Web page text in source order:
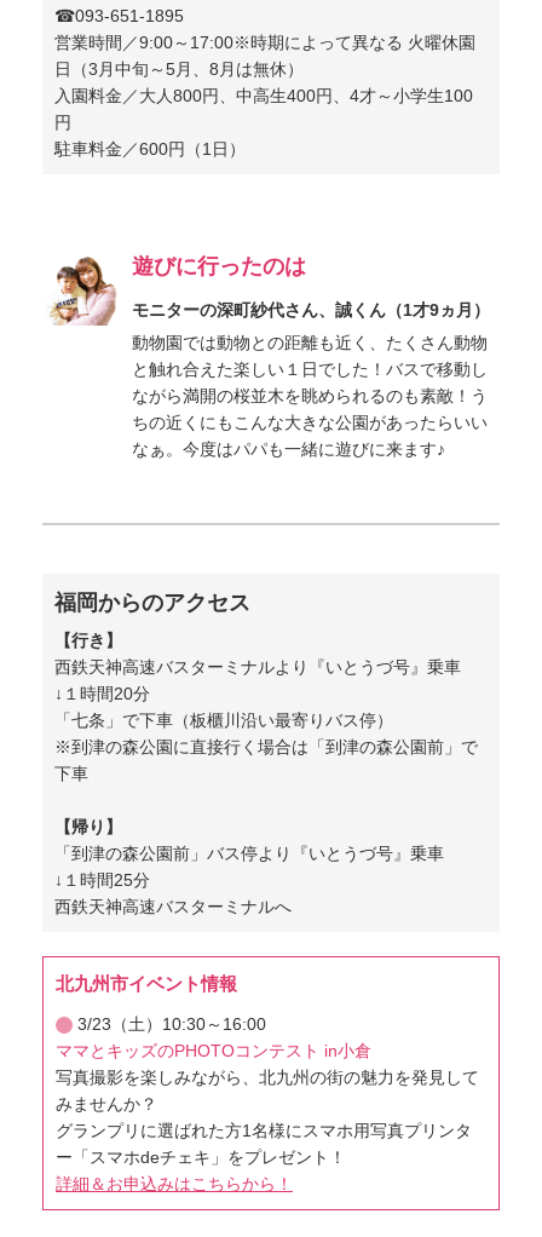
☎︎093-651-1895
営業時間／9:00～17:00※時期によって異なる 火曜休園
日（3月中旬～5月、8月は無休）
入園料金／大人800円、中高生400円、4才～小学生100
円
駐車料金／600円（1日）
遊びに行ったのは
モニターの深町紗代さん、誠くん（1才9ヵ月）
動物園では動物との距離も近く、たくさん動物
と触れ合えた楽しい１日でした！バスで移動し
ながら満開の桜並木を眺められるのも素敵！う
ちの近くにもこんな大きな公園があったらいい
なぁ。今度はパパも一緒に遊びに来ます♪
福岡からのアクセス
【行き】
西鉄天神高速バスターミナルより『いとうづ号』乗車
↓１時間20分
「七条」で下車（板櫃川沿い最寄りバス停）
※到津の森公園に直接行く場合は「到津の森公園前」で
下車
【帰り】
「到津の森公園前」バス停より『いとうづ号』乗車
↓１時間25分
西鉄天神高速バスターミナルへ
北九州市イベント情報
3/23（土）10:30～16:00
ママとキッズのPHOTOコンテスト in小倉
写真撮影を楽しみながら、北九州の街の魅力を発見して
みませんか？
グランプリに選ばれた方1名様にスマホ用写真プリンタ
ー「スマホdeチェキ」をプレゼント！
詳細＆お申込みはこちらから！